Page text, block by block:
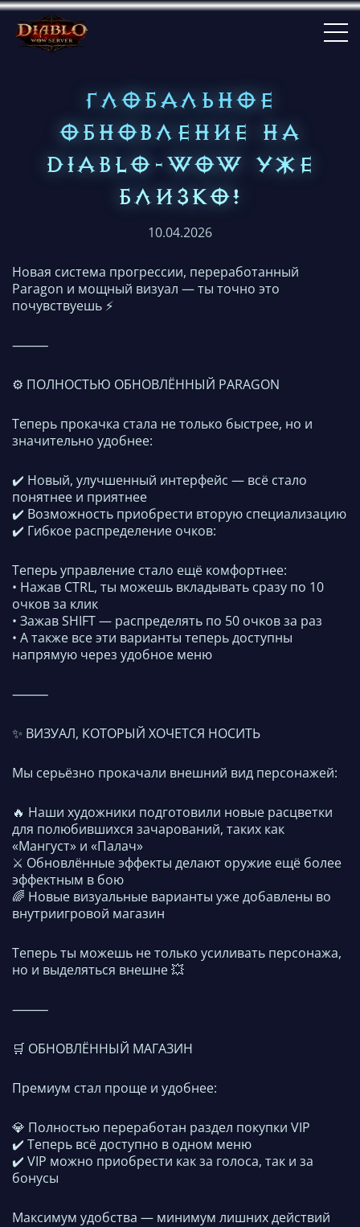
ГЛОБАЛЬНОЕ
ОБНОВЛЕНИЕ НА
DIABLO-WOW УЖЕ
БЛИЗКО!
10.04.2026
Новая система прогрессии, переработанный
Paragon и мощный визуал — ты точно это
почувствуешь ⚡️
⸻
⚙️ ПОЛНОСТЬЮ ОБНОВЛЁННЫЙ PARAGON
Теперь прокачка стала не только быстрее, но и
значительно удобнее:
✔️ Новый, улучшенный интерфейс — всё стало
понятнее и приятнее
✔️ Возможность приобрести вторую специализацию
✔️ Гибкое распределение очков:
Теперь управление стало ещё комфортнее:
• Нажав CTRL, ты можешь вкладывать сразу по 10
очков за клик
• Зажав SHIFT — распределять по 50 очков за раз
• А также все эти варианты теперь доступны
напрямую через удобное меню
⸻
✨ ВИЗУАЛ, КОТОРЫЙ ХОЧЕТСЯ НОСИТЬ
Мы серьёзно прокачали внешний вид персонажей:
🔥 Наши художники подготовили новые расцветки
для полюбившихся зачарований, таких как
«Мангуст» и «Палач»
⚔️ Обновлённые эффекты делают оружие ещё более
эффектным в бою
🌈 Новые визуальные варианты уже добавлены во
внутриигровой магазин
Теперь ты можешь не только усиливать персонажа,
но и выделяться внешне 💥
⸻
🛒 ОБНОВЛЁННЫЙ МАГАЗИН
Премиум стал проще и удобнее:
💎 Полностью переработан раздел покупки VIP
✔️ Теперь всё доступно в одном меню
✔️ VIP можно приобрести как за голоса, так и за
бонусы
Максимум удобства — минимум лишних действий